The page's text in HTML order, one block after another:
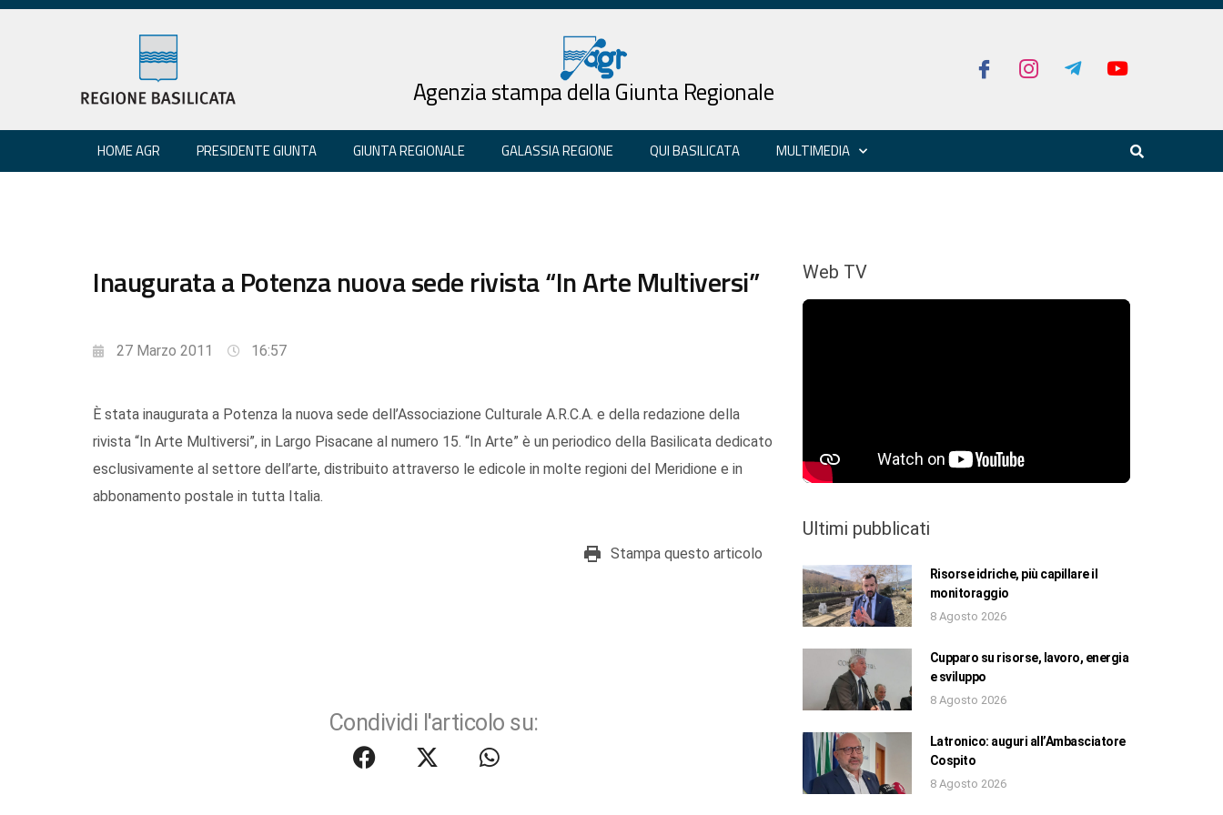
Agenzia stampa della Giunta Regionale
HOME AGR PRESIDENTE GIUNTA GIUNTA REGIONALE GALASSIA REGIONE QUI BASILICATA MULTIMEDIA
Inaugurata a Potenza nuova sede rivista “In Arte Multiversi”
27 Marzo 2011 16:57
È stata inaugurata a Potenza la nuova sede dell’Associazione Culturale A.R.C.A. e della redazione della
rivista “In Arte Multiversi”, in Largo Pisacane al numero 15. “In Arte” è un periodico della Basilicata dedicato
esclusivamente al settore dell’arte, distribuito attraverso le edicole in molte regioni del Meridione e in
abbonamento postale in tutta Italia.
Stampa questo articolo
Condividi l'articolo su:
Web TV
Ultimi pubblicati
Risorse idriche, più capillare il
monitoraggio
8 Agosto 2026
Cupparo su risorse, lavoro, energia
e sviluppo
8 Agosto 2026
Latronico: auguri all’Ambasciatore
Cospito
8 Agosto 2026